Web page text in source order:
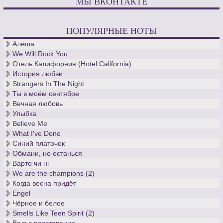
ПОПУЛЯРНЫЕ НОТЫ
Алёша
We Will Rock You
Отель Калифорния (Hotel California)
История любви
Strangers In The Night
Ты в моём сентябре
Вечная любовь
Улыбка
Believe Me
What I've Done
Синий платочек
Обмани, но останься
Варто чи нi
We are the champions (2)
Когда весна придёт
Engel
Чёрное и белое
Smells Like Teen Spirit (2)